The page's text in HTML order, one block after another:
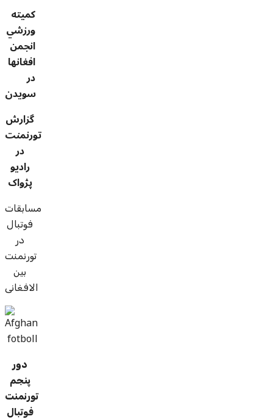
کميته
ورزشي
انجمن
افغانها
در
سويدن
گزارش
تورنمنت
در
راديو
پژواک
مسابقات
فوتبال
در
تورنمنت
بین
الافغانی
دور
پنجم
تورنمنت
فوتبال